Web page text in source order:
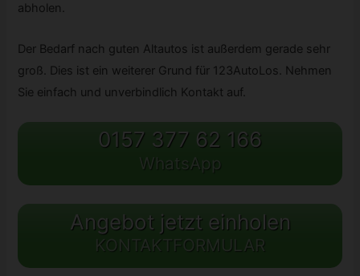
abholen.
Der Bedarf nach guten Altautos ist außerdem gerade sehr
groß. Dies ist ein weiterer Grund für 123AutoLos. Nehmen
Sie einfach und unverbindlich Kontakt auf.
0157 377 62 166
WhatsApp
Angebot jetzt einholen
KONTAKTFORMULAR